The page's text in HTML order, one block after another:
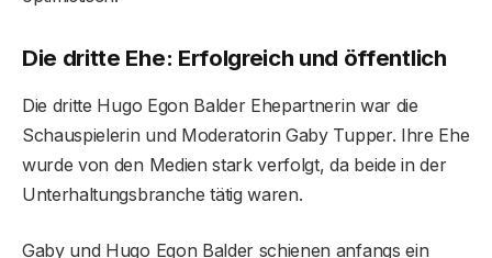
Die dritte Ehe: Erfolgreich und öffentlich
Die dritte Hugo Egon Balder Ehepartnerin war die
Schauspielerin und Moderatorin Gaby Tupper. Ihre Ehe
wurde von den Medien stark verfolgt, da beide in der
Unterhaltungsbranche tätig waren.
Gaby und Hugo Egon Balder schienen anfangs ein